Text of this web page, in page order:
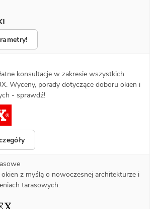
konsultacje w zakresie wszystkich
Wyceny, porady dotyczące doboru okien i
- sprawdź!
z myślą o nowoczesnej architekturze i
tarasowych.